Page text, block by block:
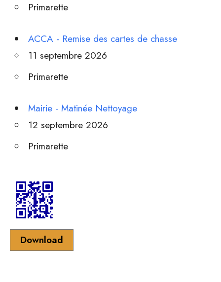
Primarette
ACCA - Remise des cartes de chasse
11 septembre 2026
Primarette
Mairie - Matinée Nettoyage
12 septembre 2026
Primarette
Download